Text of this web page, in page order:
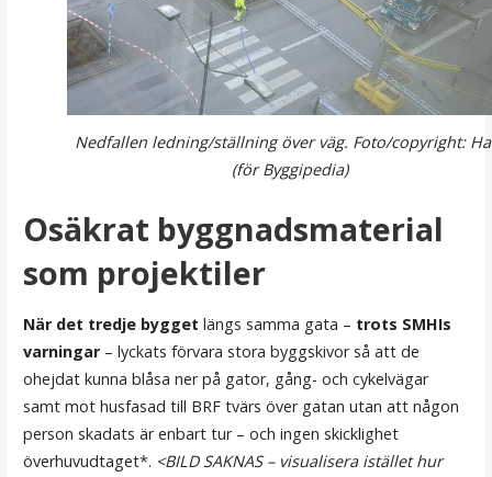
Nedfallen ledning/ställning över väg. Foto/copyright:
(för Byggipedia)
Osäkrat byggnadsmaterial
som projektiler
När det tredje bygget längs samma gata – trots SMHIs
varningar– lyckats förvara stora byggskivor så att de
ohejdat kunna blåsa ner på gator, gång- och cykelvägar
samt mot husfasad till BRF tvärs över gatan utan att någon
person skadats är enbart tur – och ingen skicklighet
överhuvudtaget*. <BILD SAKNAS – visualisera istället hur